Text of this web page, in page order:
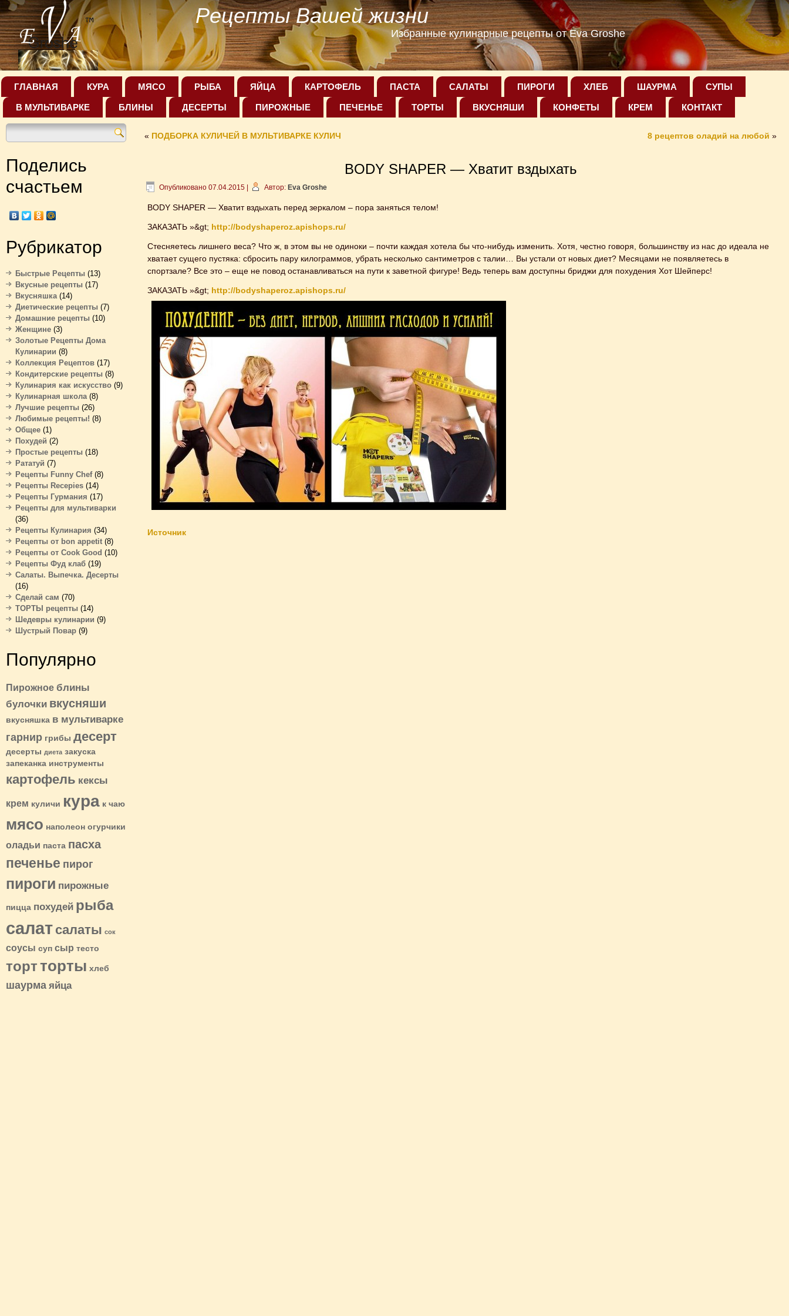
Рецепты Вашей жизни
Избранные кулинарные рецепты от Eva Groshe
ГЛАВНАЯ КУРА МЯСО РЫБА ЯЙЦА КАРТОФЕЛЬ ПАСТА САЛАТЫ ПИРОГИ ХЛЕБ ШАУРМА СУПЫ
В МУЛЬТИВАРКЕ БЛИНЫ ДЕСЕРТЫ ПИРОЖНЫЕ ПЕЧЕНЬЕ ТОРТЫ ВКУСНЯШИ КОНФЕТЫ КРЕМ КОНТАКТ
Поделись
счастьем
Рубрикатор
Быстрые Рецепты (13)
Вкусные рецепты (17)
Вкусняшка(14)
Диетические рецепты (7)
Домашние рецепты (10)
Женщине (3)
Золотые Рецепты Дома
Кулинарии (8)
Коллекция Рецептов (17)
Кондитерские рецепты (8)
Кулинария как искусство (9)
Кулинарная школа(8)
Лучшие рецепты (26)
Любимые рецепты! (8)
Общее (1)
Похудей (2)
Простые рецепты (18)
Рататуй (7)
Рецепты Funny Chef(8)
Рецепты Recepies (14)
Рецепты Гурмания (17)
Рецепты для мультиварки
(36)
Рецепты Кулинария (34)
Рецепты от bon appetit (8)
Рецепты от Cook Good (10)
Рецепты Фуд клаб (19)
Салаты. Выпечка. Десерты
(16)
Сделай сам (70)
ТОРТЫ рецепты (14)
Шедевры кулинарии (9)
Шустрый Повар (9)
Популярно
Пирожное блины
булочки вкусняши
вкусняшка в мультиварке
гарнир грибы десерт
десерты диета закуска
запеканка инструменты
картофель кексы
крем куличи кура к чаю
мясо наполеон огурчики
оладьи паста пасха
печенье пирог
пироги пирожные
пицца похудей рыба
салат салаты сок
соусы суп сыр тесто
тортторты хлеб
шаурма яйца
« ПОДБОРКА КУЛИЧЕЙ В МУЛЬТИВАРКЕ КУЛИЧ 8 рецептов оладий на любой »
BODY SHAPER — Хватит вздыхать
Опубликовано 07.04.2015 Автор: Eva Groshe
BODY SHAPER — Хватит вздыхать перед зеркалом – пора заняться телом!
ЗАКАЗАТЬ »&gt; http://bodyshaperoz.apishops.ru/
Стесняетесь лишнего веса? Что ж, в этом вы не одиноки – почти каждая хотела бы что-нибудь изменить. Хотя, честно говоря, большинству из нас до идеала не
хватает сущего пустяка: сбросить пару килограммов, убрать несколько сантиметров с талии… Вы устали от новых диет? Месяцами не появляетесь в
спортзале? Все это – еще не повод останавливаться на пути к заветной фигуре! Ведь теперь вам доступны бриджи для похудения Хот Шейперс!
ЗАКАЗАТЬ »&gt; http://bodyshaperoz.apishops.ru/
Источник